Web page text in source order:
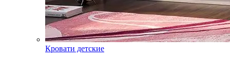
Кровати детские